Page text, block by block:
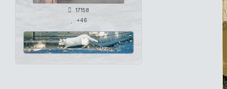
17158
+46